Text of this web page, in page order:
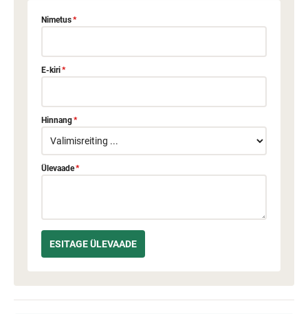
Nimetus*
E-kiri*
Hinnang*
Ülevaade*